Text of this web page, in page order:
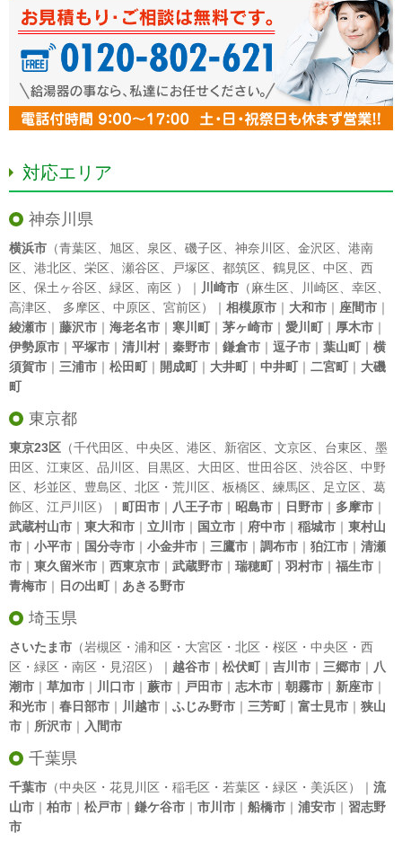
対応エリア
神奈川県
横浜市 （青葉区 旭区 泉区 磯子区 神奈川区 金沢区
港南
区
港北区 栄区 瀬谷区 戸塚区 都筑区 鶴見区 中区
西
区
保土ヶ谷区 緑区 南区 ）｜ 川崎市 （麻生区 川崎区 幸区
高津区
多摩区 中原区 宮前区）｜ 相模原市 ｜ 大和市 ｜ 座間市 ｜
綾瀬市 ｜ 藤沢市 ｜ 海老名市 ｜ 寒川町｜ 茅ヶ崎市 ｜ 愛川町｜ 厚木市 ｜
伊勢原市 ｜ 平塚市 ｜ 清川村｜ 秦野市 ｜ 鎌倉市 ｜ 逗子市 ｜ 葉山町｜ 横
須賀市 ｜ 三浦市 ｜ 松田町｜ 開成町｜ 大井町｜ 中井町｜ 二宮町｜ 大磯
町
東京都
東京23区 （千代田区 中央区 港区 新宿区 文京区 台東区
墨
田区
江東区 品川区 目黒区 大田区 世田谷区 渋谷区
中野
区
杉並区 豊島区 北区 ・ 荒川区 板橋区 練馬区 足立区
葛
飾区
江戸川区）｜ 町田市 ｜ 八王子市 ｜ 昭島市 ｜ 日野市 ｜ 多摩市 ｜
武蔵村山市 ｜ 東大和市 ｜ 立川市 ｜ 国立市 ｜ 府中市 ｜ 稲城市 ｜ 東村山
市 ｜ 小平市 ｜ 国分寺市 ｜ 小金井市 ｜ 三鷹市 ｜ 調布市 ｜ 狛江市 ｜ 清瀬
市 ｜ 東久留米市 ｜ 西東京市 ｜ 武蔵野市 ｜ 瑞穂町｜ 羽村市 ｜ 福生市 ｜
青梅市 ｜ 日の出町｜ あきる野市
埼玉県
さいたま市 （岩槻区・浦和区・大宮区・北区・桜区・中央区・西
区・緑区・南区・見沼区）｜ 越谷市 ｜ 松伏町｜ 吉川市 ｜ 三郷市 ｜ 八
潮市 ｜ 草加市 ｜ 川口市 ｜ 蕨市 ｜ 戸田市 ｜ 志木市 ｜ 朝霧市 ｜ 新座市 ｜
和光市 ｜ 春日部市 ｜ 川越市 ｜ ふじみ野市 ｜ 三芳町｜ 富士見市 ｜ 狭山
市 ｜ 所沢市 ｜ 入間市
千葉県
千葉市 （中央区・花見川区・稲毛区・若葉区・緑区・美浜区）｜ 流
山市 ｜ 柏市 ｜ 松戸市 ｜ 鎌ケ谷市 ｜ 市川市 ｜ 船橋市 ｜ 浦安市 ｜ 習志野
市